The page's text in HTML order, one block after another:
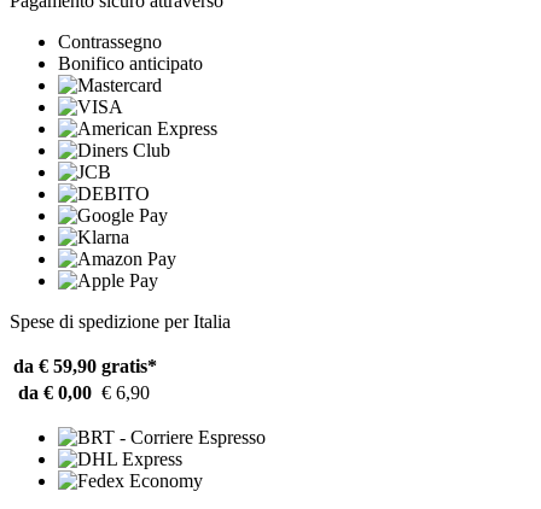
Contrassegno
Bonifico anticipato
Spese di spedizione per Italia
da € 59,90 gratis*
da € 0,00 € 6,90